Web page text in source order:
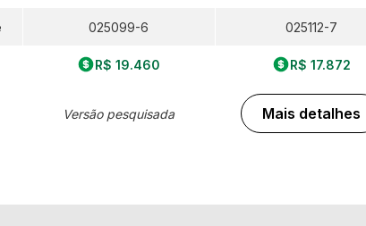
025099-6
R$ 19.460
Versão pesquisada
025112-7
R$ 17.872
Mais detalhes